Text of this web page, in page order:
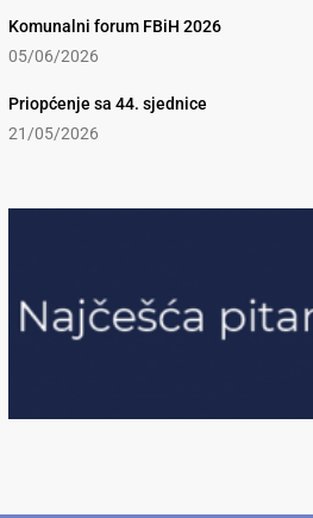
Komunalni forum FBiH 2026
05/06/2026
Priopćenje sa 44. sjednice
21/05/2026